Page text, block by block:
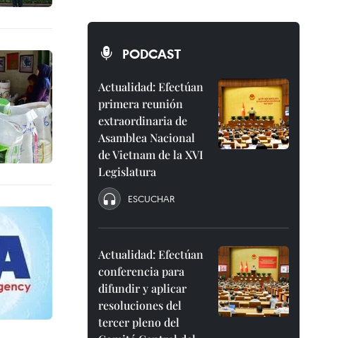
PODCAST
Actualidad: Efectúan
primera reunión
extraordinaria de
Asamblea Nacional
de Vietnam de la XVI
Legislatura
ESCUCHAR
Actualidad: Efectúan
conferencia para
difundir y aplicar
resoluciones del
tercer pleno del